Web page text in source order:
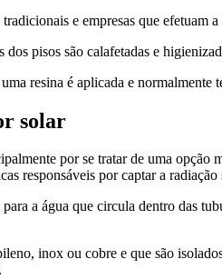
e empresas que
pisos são calafetadas e
resina é aplicada e
solar
por se tratar de uma opção
responsáveis por captar a radiação
a água que circula dentro das
inox ou cobre e que são